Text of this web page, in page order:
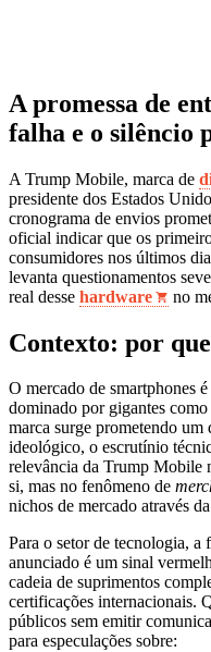
A promessa de
falha e o silêncio
A Trump Mobile, marca de
presidente dos Estados
cronograma de envios
oficial indicar que os
consumidores nos últimos
levanta questionamentos
real desse hardware no
Contexto: por
O mercado de smartphones
dominado por gigantes
marca surge prometendo
ideológico, o escrutínio
relevância da Trump Mobile
si, mas no fenômeno de
nichos de mercado através
Para o setor de tecnologia, a
anunciado é um sinal
cadeia de suprimentos
certificações internacionais.
públicos sem emitir
para especulações sobre: